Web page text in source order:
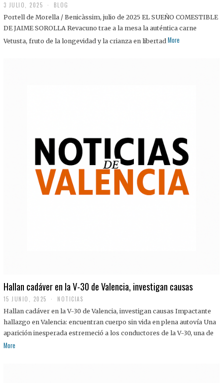
3 JULIO, 2025
J
U
I
BLOG
Portell de Morella / Benicàssim, julio de 2025 EL SUEÑO COMESTIBLE
DE JAIME SOROLLA Revacuno trae a la mesa la auténtica carne
Vetusta, fruto de la longevidad y la crianza en libertad More
Hallan cadáver en la V-30 de Valencia, investigan causas
15 JUNIO, 2025 NOTICIAS
Hallan cadáver en la V-30 de Valencia, investigan causas Impactante
hallazgo en Valencia: encuentran cuerpo sin vida en plena autovía Una
aparición inesperada estremeció a los conductores de la V-30, una de
More